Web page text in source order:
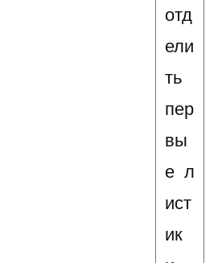
отд
ели
ть
пер
вы
е л
ист
ик